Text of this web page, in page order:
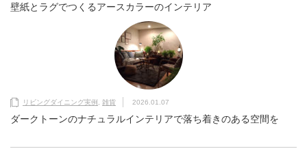
壁紙とラグでつくるアースカラーのインテリア
リビングダイニング実例 雑貨 2026.01.07
ダークトーンのナチュラルインテリアで落ち着きのある空間を